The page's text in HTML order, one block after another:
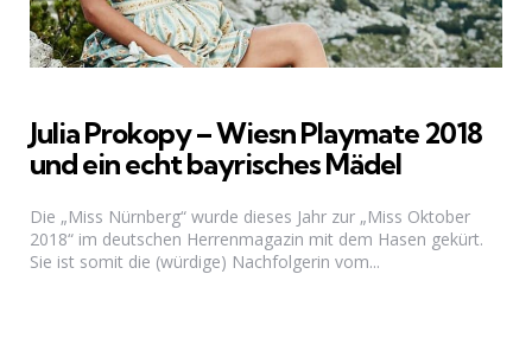
Julia Prokopy – Wiesn Playmate 2018
und ein echt bayrisches Mädel
Die „Miss Nürnberg“ wurde dieses Jahr zur „Miss Oktober
2018“ im deutschen Herrenmagazin mit dem Hasen gekürt.
Sie ist somit die (würdige) Nachfolgerin vom...